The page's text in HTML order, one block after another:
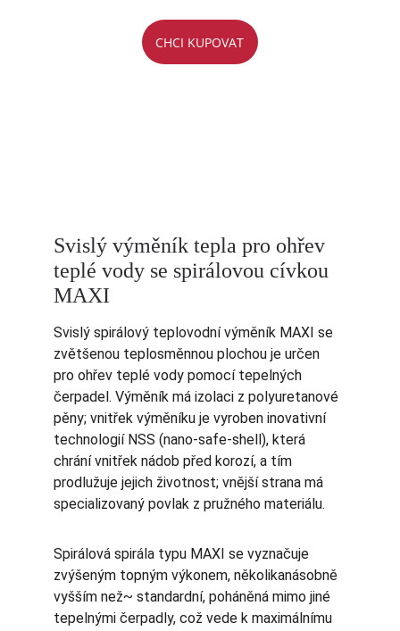
CHCI KUPOVAT
Svislý výměník tepla pro ohřev
teplé vody se spirálovou cívkou
MAXI
Svislý spirálový teplovodní výměník MAXI se
zvětšenou teplosměnnou plochou je určen
pro ohřev teplé vody pomocí tepelných
čerpadel. Výměník má izolaci z polyuretanové
pěny; vnitřek výměníku je vyroben inovativní
technologií NSS (nano-safe-shell), která
chrání vnitřek nádob před korozí, a tím
prodlužuje jejich životnost; vnější strana má
specializovaný povlak z pružného materiálu.
Spirálová spirála typu MAXI se vyznačuje
zvýšeným topným výkonem, několikanásobně
vyšším než~ standardní, poháněná mimo jiné
tepelnými čerpadly, což vede k maximálnímu